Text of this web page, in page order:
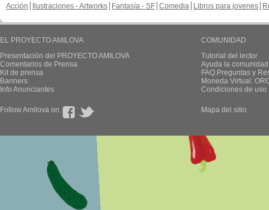
Acción
Ilustraciones - Artworks Fantasía - SF Comedia Libros para jovenes
EL PROYECTO AMILOVA
Presentación del PROYECTO AMILOVA
Comentarios de Prensa
Kit de prensa
Banners
Info Anunciantes
COMUNIDAD
Tutorial del lector
Ayuda la
FAQ.Preguntas y
Moneda Virtual:
Condiciones de uso
Follow Amilova on Mapa del sitio